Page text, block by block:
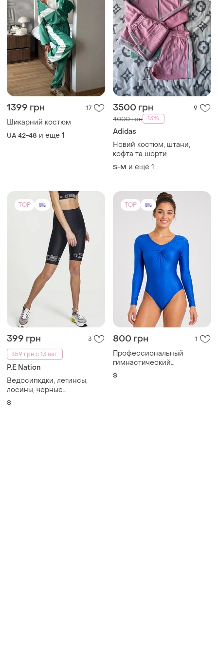
1399 грн 17
Шикарний костюм
UA 42-48 и еще 1
3500 грн 9
4000 грн -13%
Adidas
Новий костюм, штани,
кофта та шорти
S-M и еще 1
TOP
399 грн
3
359 грн с 13 авг.
P.E Nation
Ведосипкдки, легинсы,
лосины, черные
велосипедки
S
TOP
800 грн 1
Профессиональный
гимнастический
танцевальный купальник
S